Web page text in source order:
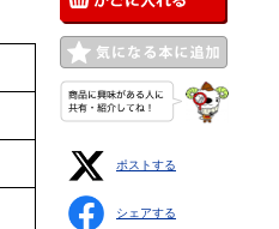
ポストする
シェアする